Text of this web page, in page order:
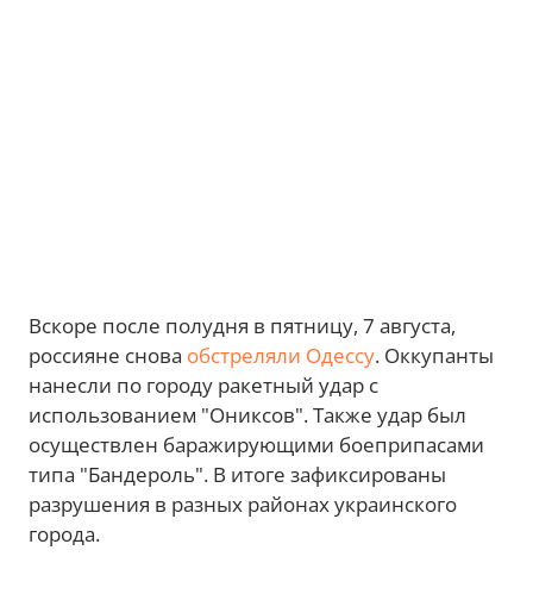
Вскоре после полудня в пятницу, 7 августа,
россияне снова обстреляли Одессу. Оккупанты
нанесли по городу ракетный удар с
использованием "Ониксов". Также удар был
осуществлен баражирующими боеприпасами
типа "Бандероль". В итоге зафиксированы
разрушения в разных районах украинского
города.